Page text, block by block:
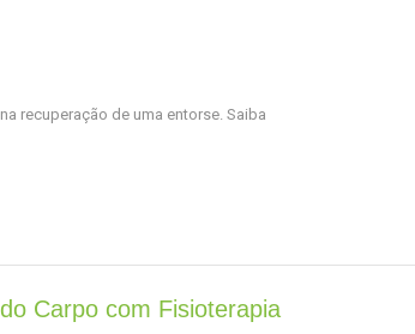
recuperação de uma entorse. Saiba
Carpo com Fisioterapia